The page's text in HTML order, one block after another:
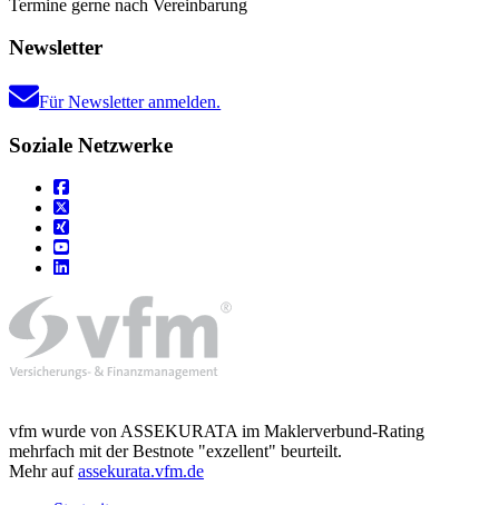
Termine gerne nach Vereinbarung
Newsletter
Für Newsletter anmelden.
Soziale Netzwerke
vfm wurde von ASSEKURATA im Maklerverbund-Rating
mehrfach mit der Bestnote "exzellent" beurteilt.
Mehr aufassekurata.vfm.de